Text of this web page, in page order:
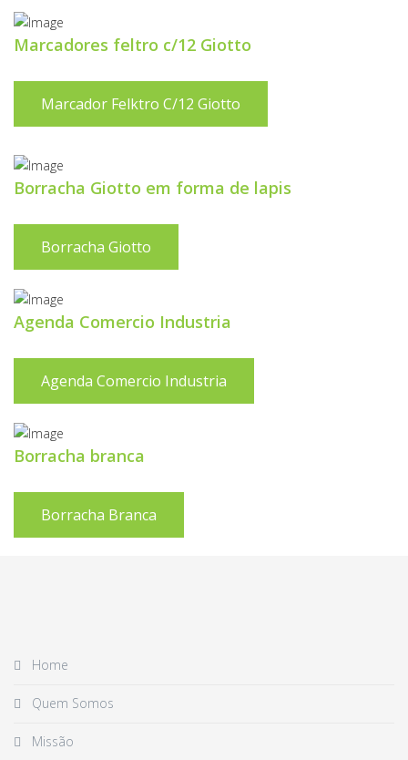
Marcadores feltro c/12 Giotto
Marcador Felktro C/12 Giotto
Borracha Giotto em forma de lapis
Borracha Giotto
Agenda Comercio Industria
Agenda Comercio Industria
Borracha branca
Borracha Branca
Home
Quem Somos
Missão